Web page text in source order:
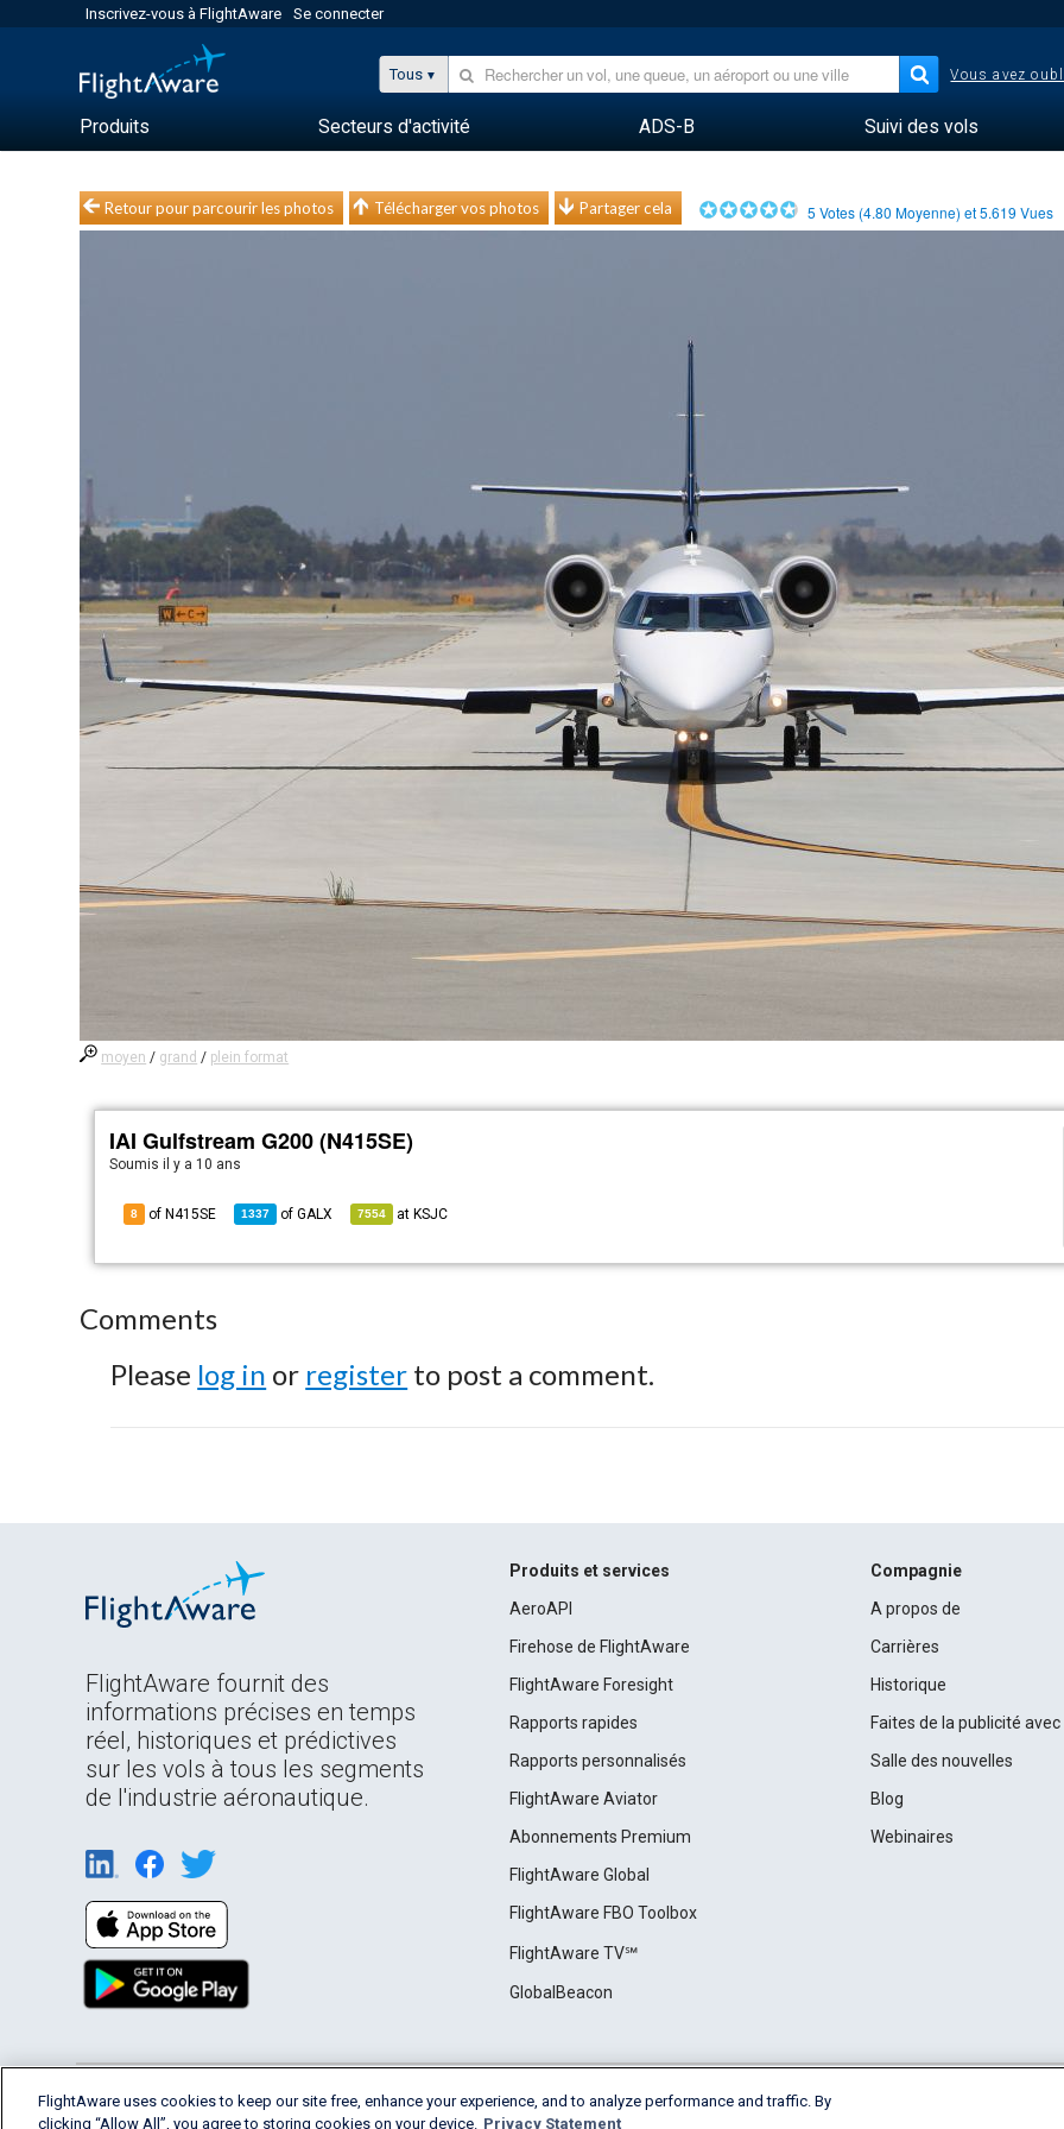
Inscrivez-vous à FlightAware Se connecter
Tous Vous avez
Produits Secteurs d'activité ADS-B Suivi des vols
Retour pour parcourir les photos Télécharger vos photos Partager cela 5 Votes (4.80 Moyenne) et5.619 Vues
moyen / grand / plein format
IAI Gulfstream G200 (N415SE)
Soumisil y a 10 ans
8 of N415SE 1337 ofGALX 7554 at KSJC
Comments
Please log in or register to post a comment.
FlightAware fournit des
informations précises en temps
réel, historiques et prédictives
sur les vols à tous les segments
de l'industrie aéronautique.
Produits et services
AeroAPI
Firehose de FlightAware
FlightAware Foresight
Rapports rapides
Rapports personnalisés
FlightAware Aviator
Abonnements Premium
FlightAware Global
FlightAware FBO Toolbox
FlightAware TV℠
GlobalBeacon
Compagnie
A propos de
Carrières
Historique
Faites de la publicité
Salle des nouvelles
Blog
Webinaires
English (USA) 2026 FlightAware Terms of Use Privacy Cookie Settings
FlightAware uses cookies to keep our site free, enhance your experience, and to analyze performance and traffic. By
clicking “Allow All”, you agree to storing cookies on your device. Privacy Statement